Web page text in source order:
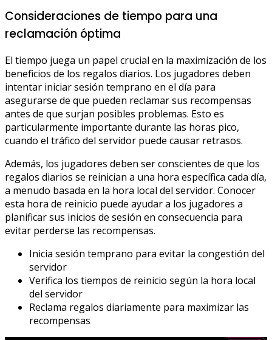
Consideraciones de tiempo para una
reclamación óptima
El tiempo juega un papel crucial en la maximización de los
beneficios de los regalos diarios. Los jugadores deben
intentar iniciar sesión temprano en el día para
asegurarse de que pueden reclamar sus recompensas
antes de que surjan posibles problemas. Esto es
particularmente importante durante las horas pico,
cuando el tráfico del servidor puede causar retrasos.
Además, los jugadores deben ser conscientes de que los
regalos diarios se reinician a una hora específica cada día,
a menudo basada en la hora local del servidor. Conocer
esta hora de reinicio puede ayudar a los jugadores a
planificar sus inicios de sesión en consecuencia para
evitar perderse las recompensas.
Inicia sesión temprano para evitar la congestión del
servidor
Verifica los tiempos de reinicio según la hora local
del servidor
Reclama regalos diariamente para maximizar las
recompensas